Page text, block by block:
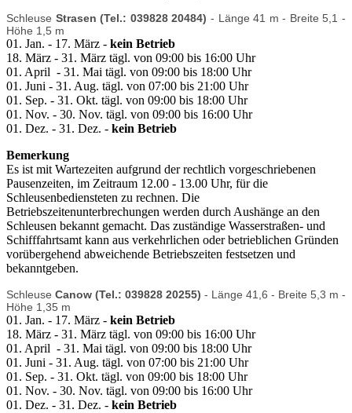
Schleuse Strasen (Tel.: 039828 20484) - Länge 41 m - Breite 5,1 -
Höhe 1,5 m
01. Jan. - 17. März - kein Betrieb
18. März - 31. März tägl. von 09:00 bis 16:00 Uhr
01. April - 31. Mai tägl. von 09:00 bis 18:00 Uhr
01. Juni - 31. Aug. tägl. von 07:00 bis 21:00 Uhr
01. Sep. - 31. Okt. tägl. von 09:00 bis 18:00 Uhr
01. Nov. - 30. Nov. tägl. von 09:00 bis 16:00 Uhr
01. Dez. - 31. Dez. - kein Betrieb
Bemerkung
Es ist mit Wartezeiten aufgrund der rechtlich vorgeschriebenen
Pausenzeiten, im Zeitraum 12.00 - 13.00 Uhr, für die
Schleusenbediensteten zu rechnen. Die
Betriebszeitenunterbrechungen werden durch Aushänge an den
Schleusen bekannt gemacht. Das zuständige Wasserstraßen- und
Schifffahrtsamt kann aus verkehrlichen oder betrieblichen Gründen
vorübergehend abweichende Betriebszeiten festsetzen und
bekanntgeben.
Schleuse Canow (Tel.: 039828 20255) - Länge 41,6 - Breite 5,3 m -
Höhe 1,35 m
01. Jan. - 17. März - kein Betrieb
18. März - 31. März tägl. von 09:00 bis 16:00 Uhr
01. April - 31. Mai tägl. von 09:00 bis 18:00 Uhr
01. Juni - 31. Aug. tägl. von 07:00 bis 21:00 Uhr
01. Sep. - 31. Okt. tägl. von 09:00 bis 18:00 Uhr
01. Nov. - 30. Nov. tägl. von 09:00 bis 16:00 Uhr
01. Dez. - 31. Dez. - kein Betrieb